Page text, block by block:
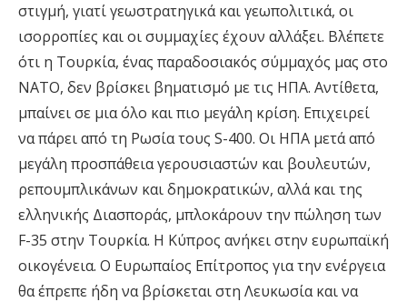
στιγμή, γιατί γεωστρατηγικά και γεωπολιτικά, οι
ισορροπίες και οι συμμαχίες έχουν αλλάξει. Βλέπετε
ότι η Τουρκία, ένας παραδοσιακός σύμμαχός μας στο
ΝΑΤΟ, δεν βρίσκει βηματισμό με τις ΗΠΑ. Αντίθετα,
μπαίνει σε μια όλο και πιο μεγάλη κρίση. Επιχειρεί
να πάρει από τη Ρωσία τους S-400. Οι ΗΠΑ μετά από
μεγάλη προσπάθεια γερουσιαστών και βουλευτών,
ρεπουμπλικάνων και δημοκρατικών, αλλά και της
ελληνικής Διασποράς, μπλοκάρουν την πώληση των
F-35 στην Τουρκία. Η Κύπρος ανήκει στην ευρωπαϊκή
οικογένεια. Ο Ευρωπαίος Επίτροπος για την ενέργεια
θα έπρεπε ήδη να βρίσκεται στη Λευκωσία και να